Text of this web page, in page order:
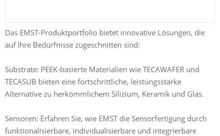
Das EMST-Produktportfolio bietet innovative Lösungen, die
auf Ihre Bedürfnisse zugeschnitten sind:
​Substrate: PEEK-basierte Materialien wie TECAWAFER und
TECASUB bieten eine fortschrittliche, leistungsstarke
Alternative zu herkömmlichem Silizium, Keramik und Glas.
​Sensoren: Erfahren Sie, wie EMST die Sensorfertigung durch
funktionalisierbare, individualisierbare und integrierbare